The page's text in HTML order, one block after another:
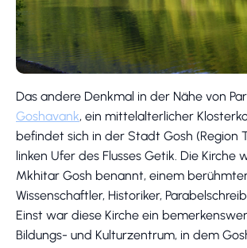
Das andere Denkmal in der Nähe von
Goshavank, ein mittelalterlicher
befindet sich in der Stadt Gosh (Region
linken Ufer des Flusses Getik. Die Kirche
Mkhitar Gosh benannt, einem
Wissenschaftler, Historiker,
Einst war diese Kirche ein
Bildungs- und Kulturzentrum, in dem